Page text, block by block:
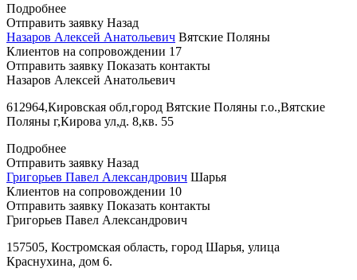
Подробнее
Отправить заявку Назад
Назаров Алексей Анатольевич Вятские Поляны
Клиентов на сопровождении 17
Отправить заявку Показать контакты
Назаров Алексей Анатольевич
612964,Кировская обл,город Вятские Поляны г.о.,Вятские
Поляны г,Кирова ул,д. 8,кв. 55
Подробнее
Отправить заявку Назад
Григорьев Павел Александрович Шарья
Клиентов на сопровождении 10
Отправить заявку Показать контакты
Григорьев Павел Александрович
157505, Костромская область, город Шарья, улица
Краснухина, дом 6.